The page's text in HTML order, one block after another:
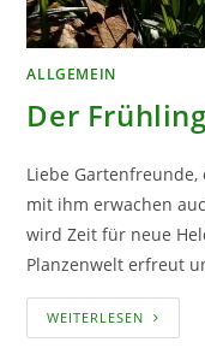
ALLGEMEIN
Der
Liebe
mit ihm erwachen
wird Zeit für neue
Planzenwelt erfreut
WEITERLESEN DER